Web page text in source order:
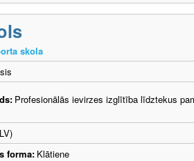
skola
Profesionālās ievirzes izglītība līdztekus
forma: Klātiene